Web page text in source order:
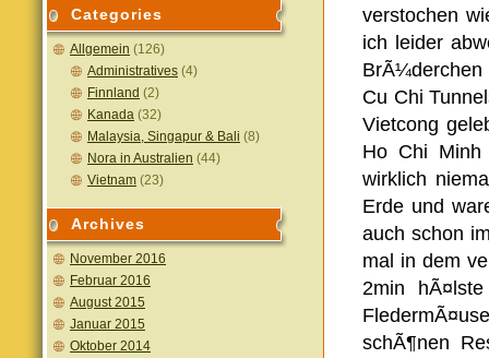
Categories
Allgemein (126)
Administratives (4)
Finnland (2)
Kanada (32)
Malaysia, Singapur & Bali (8)
Nora in Australien (44)
Vietnam (23)
Archives
November 2016
Februar 2016
August 2015
Januar 2015
Oktober 2014
verstochen
ich leider
BrÃ¼derchen
Cu Chi
Vietcong
Ho Chi Minh
wirklich
Erde und
auch schon
mal in dem
2min
schÃ¶nen